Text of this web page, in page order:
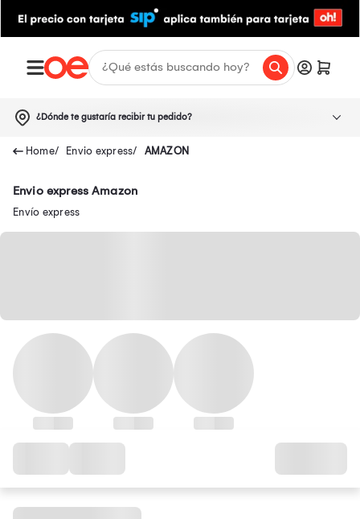
¿Dónde te gustaría recibir tu pedido?
Envio express AMAZON
Envio express Amazon
Envío express